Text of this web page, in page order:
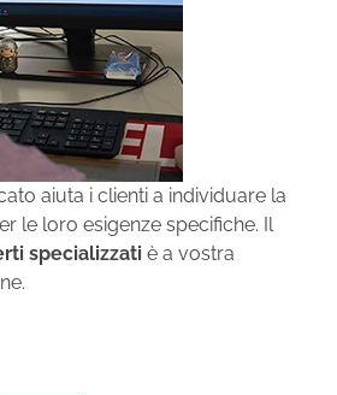
aiuta i clienti a individuare la
le loro esigenze specifiche. Il
specializzati è a vostra